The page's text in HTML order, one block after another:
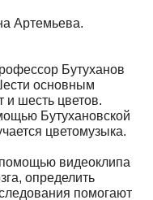
Артемьева.
Бутуханов
основным
и шесть цветов.
Бутухановской
цветомузыка.
видеоклипа
определить
помогают